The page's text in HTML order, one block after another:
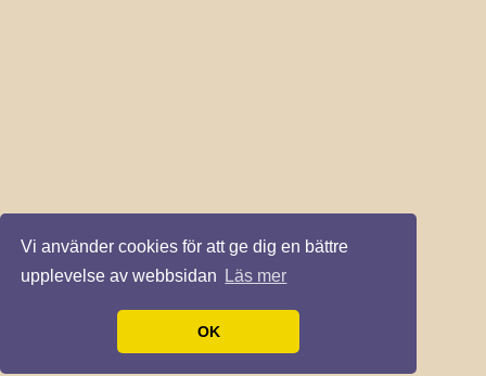
Vi använder cookies för att ge dig en bättre
upplevelse av webbsidan
Läs mer
OK